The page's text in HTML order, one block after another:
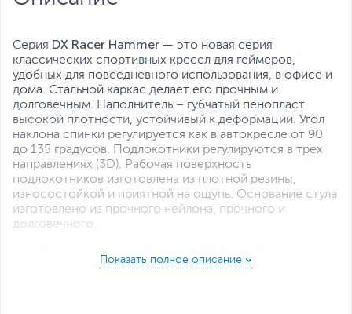
Серия DX Racer Hammer — это новая серия
классических спортивных кресел для геймеров,
удобных для повседневного использования, в офисе и
дома. Стальной каркас делает его прочным и
долговечным. Наполнитель – губчатый пенопласт
высокой плотности, устойчивый к деформации. Угол
наклона спинки регулируется как в автокресле от 90
до 135 градусов. Подлокотники регулируются в трех
направлениях (3D). Рабочая поверхность
подлокотников изготовлена из плотной резины,
износостойкой и приятной на ощупь. Основание стула
изготовлено из прочного нейлона, прочного и
долговечного.
механизм качания. Колеса прорезинены, что позволяет